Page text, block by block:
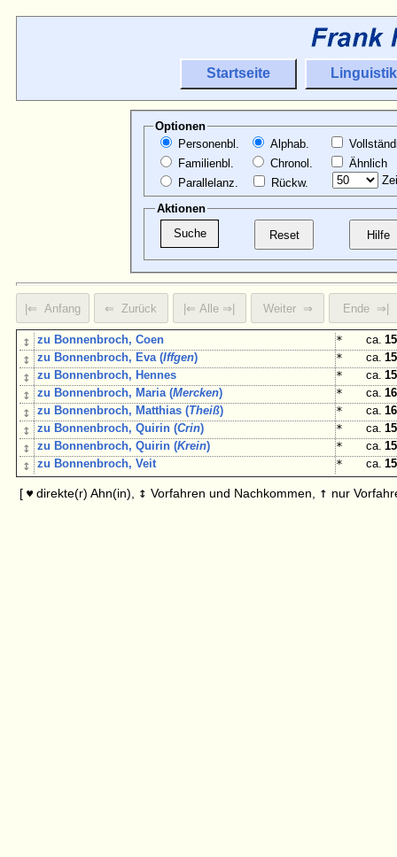
Startseite Linguistik
Optionen
Personenbl.
Familienbl.
Parallelanz.
Alphab.
Chronol.
Rückw.
Ähnlich
Aktionen
↕ zu Bonnenbroch, Coen * ca.
↕ zu Bonnenbroch, Eva (Iffgen) * ca.
↕ zu Bonnenbroch, Hennes * ca.
↕ zu Bonnenbroch, Maria (Mercken) * ca.
↕ zu Bonnenbroch, Matthias (Theiß) * ca.
↕ zu Bonnenbroch, Quirin (Crin) * ca.
↕ zu Bonnenbroch, Quirin (Krein) * ca.
↕ zu Bonnenbroch, Veit * ca.
[ ♥ direkte(r) Ahn(in), ↕ Vorfahren und Nachkommen, ↑ nur